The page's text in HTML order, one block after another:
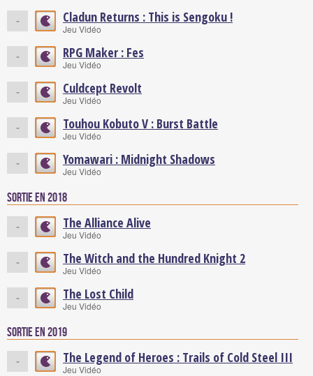
- Cladun Returns : This is Sengoku !
Jeu Vidéo
- RPG Maker : Fes
Jeu Vidéo
- Culdcept Revolt
Jeu Vidéo
- Touhou Kobuto V : Burst Battle
Jeu Vidéo
- Yomawari : Midnight Shadows
Jeu Vidéo
Sortie en 2018
- The Alliance Alive
Jeu Vidéo
- The Witch and the Hundred Knight 2
Jeu Vidéo
- The Lost Child
Jeu Vidéo
Sortie en 2019
- The Legend of Heroes : Trails of Cold Steel III
Jeu Vidéo